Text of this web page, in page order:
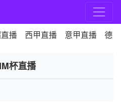
播 西甲直播 意甲直播 德
杯直播